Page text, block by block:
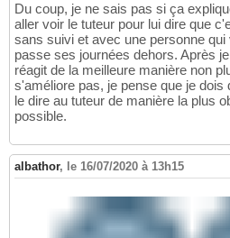
Du coup, je ne sais pas si ça
aller voir le tuteur pour lui dire que
sans suivi et avec une personne
passe ses journées dehors. Après
réagit de la meilleure manière non
s'améliore pas, je pense que je
le dire au tuteur de manière la plus
possible.
albathor, le 16/07/2020 à 13h15